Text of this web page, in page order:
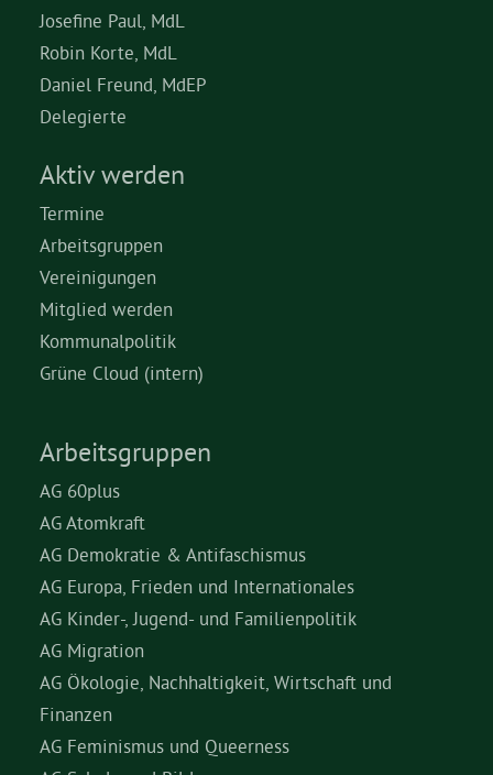
Josefine Paul, MdL
Robin Korte, MdL
Daniel Freund, MdEP
Delegierte
Aktiv werden
Termine
Arbeitsgruppen
Vereinigungen
Mitglied werden
Kommunalpolitik
Grüne Cloud (intern)
Arbeitsgruppen
AG 60plus
AG Atomkraft
AG Demokratie & Antifaschismus
AG Europa, Frieden und Internationales
AG Kinder-, Jugend- und Familienpolitik
AG Migration
AG Ökologie, Nachhaltigkeit, Wirtschaft und
Finanzen
AG Feminismus und Queerness